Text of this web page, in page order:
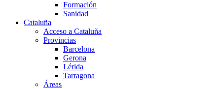
Formación
Sanidad
Cataluña
Acceso a Cataluña
Provincias
Barcelona
Gerona
Lérida
Tarragona
Áreas